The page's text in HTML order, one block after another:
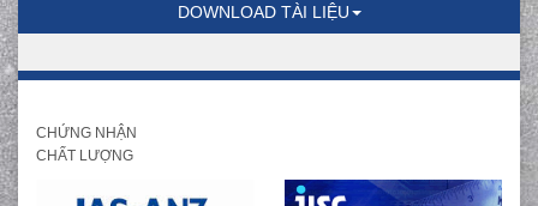
DOWNLOAD TÀI LIỆU
CHỨNG NHẬN
CHẤT LƯỢNG